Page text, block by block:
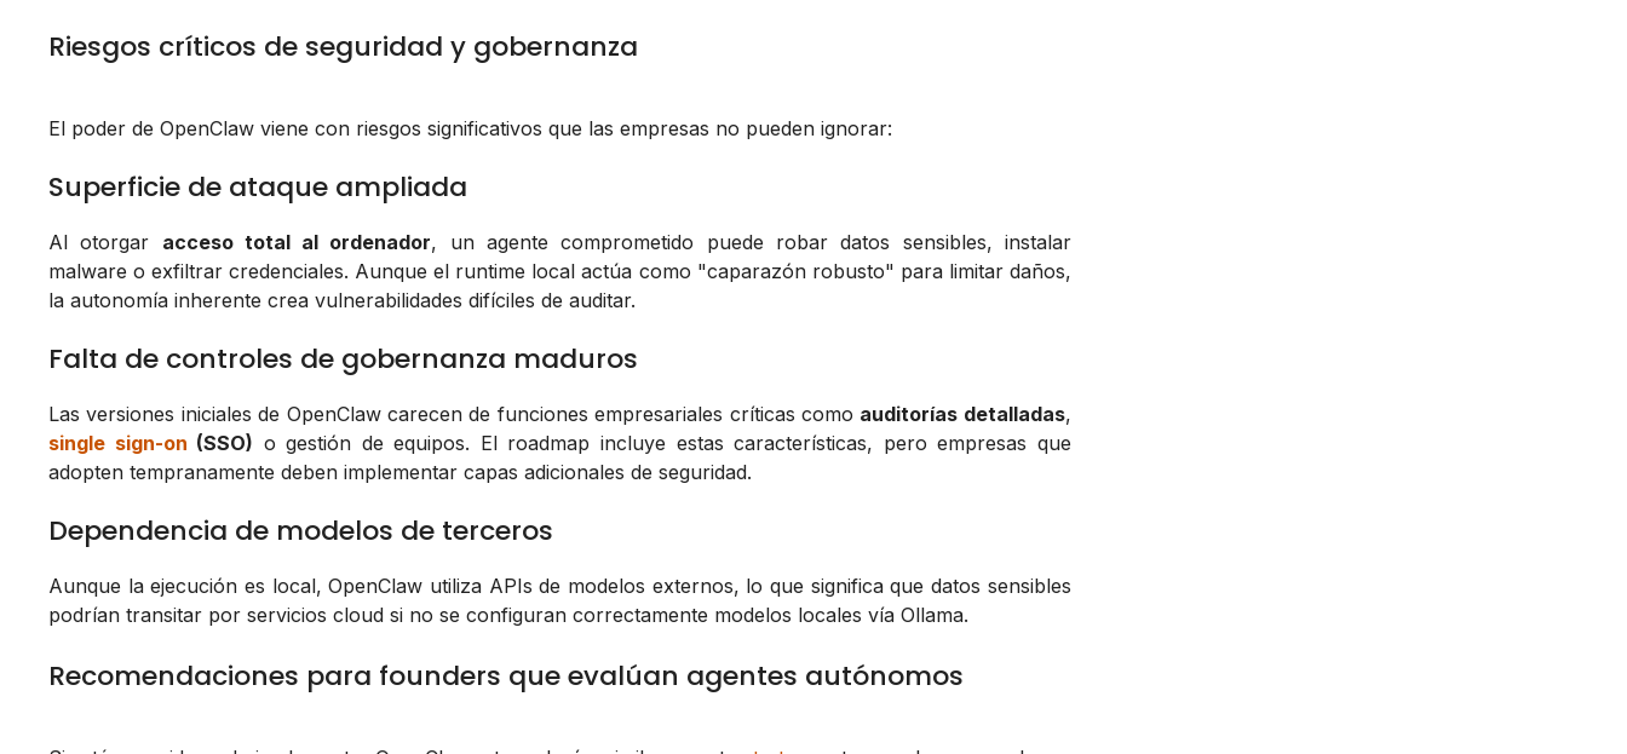
Riesgos críticos de seguridad y gobernanza
El poder de OpenClaw viene con riesgos significativos que las empresas no pueden ignorar:
Superficie de ataque ampliada
Al otorgar acceso total al ordenador, un agente comprometido puede robar datos sensibles, instalar
malware o exfiltrar credenciales. Aunque el runtime local actúa como "caparazón robusto" para limitar daños,
la autonomía inherente crea vulnerabilidades difíciles de auditar.
Falta de controles de gobernanza maduros
Las versiones iniciales de OpenClaw carecen de funciones empresariales críticas como auditorías detalladas,
single sign-on (SSO) o gestión de equipos. El roadmap incluye estas características, pero empresas que
adopten tempranamente deben implementar capas adicionales de seguridad.
Dependencia de modelos de terceros
Aunque la ejecución es local, OpenClaw utiliza APIs de modelos externos, lo que significa que datos sensibles
podrían transitar por servicios cloud si no se configuran correctamente modelos locales vía Ollama.
Recomendaciones para founders que evalúan agentes autónomos